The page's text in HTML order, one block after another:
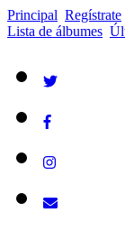
Principal Regístrate
Lista de álbumes